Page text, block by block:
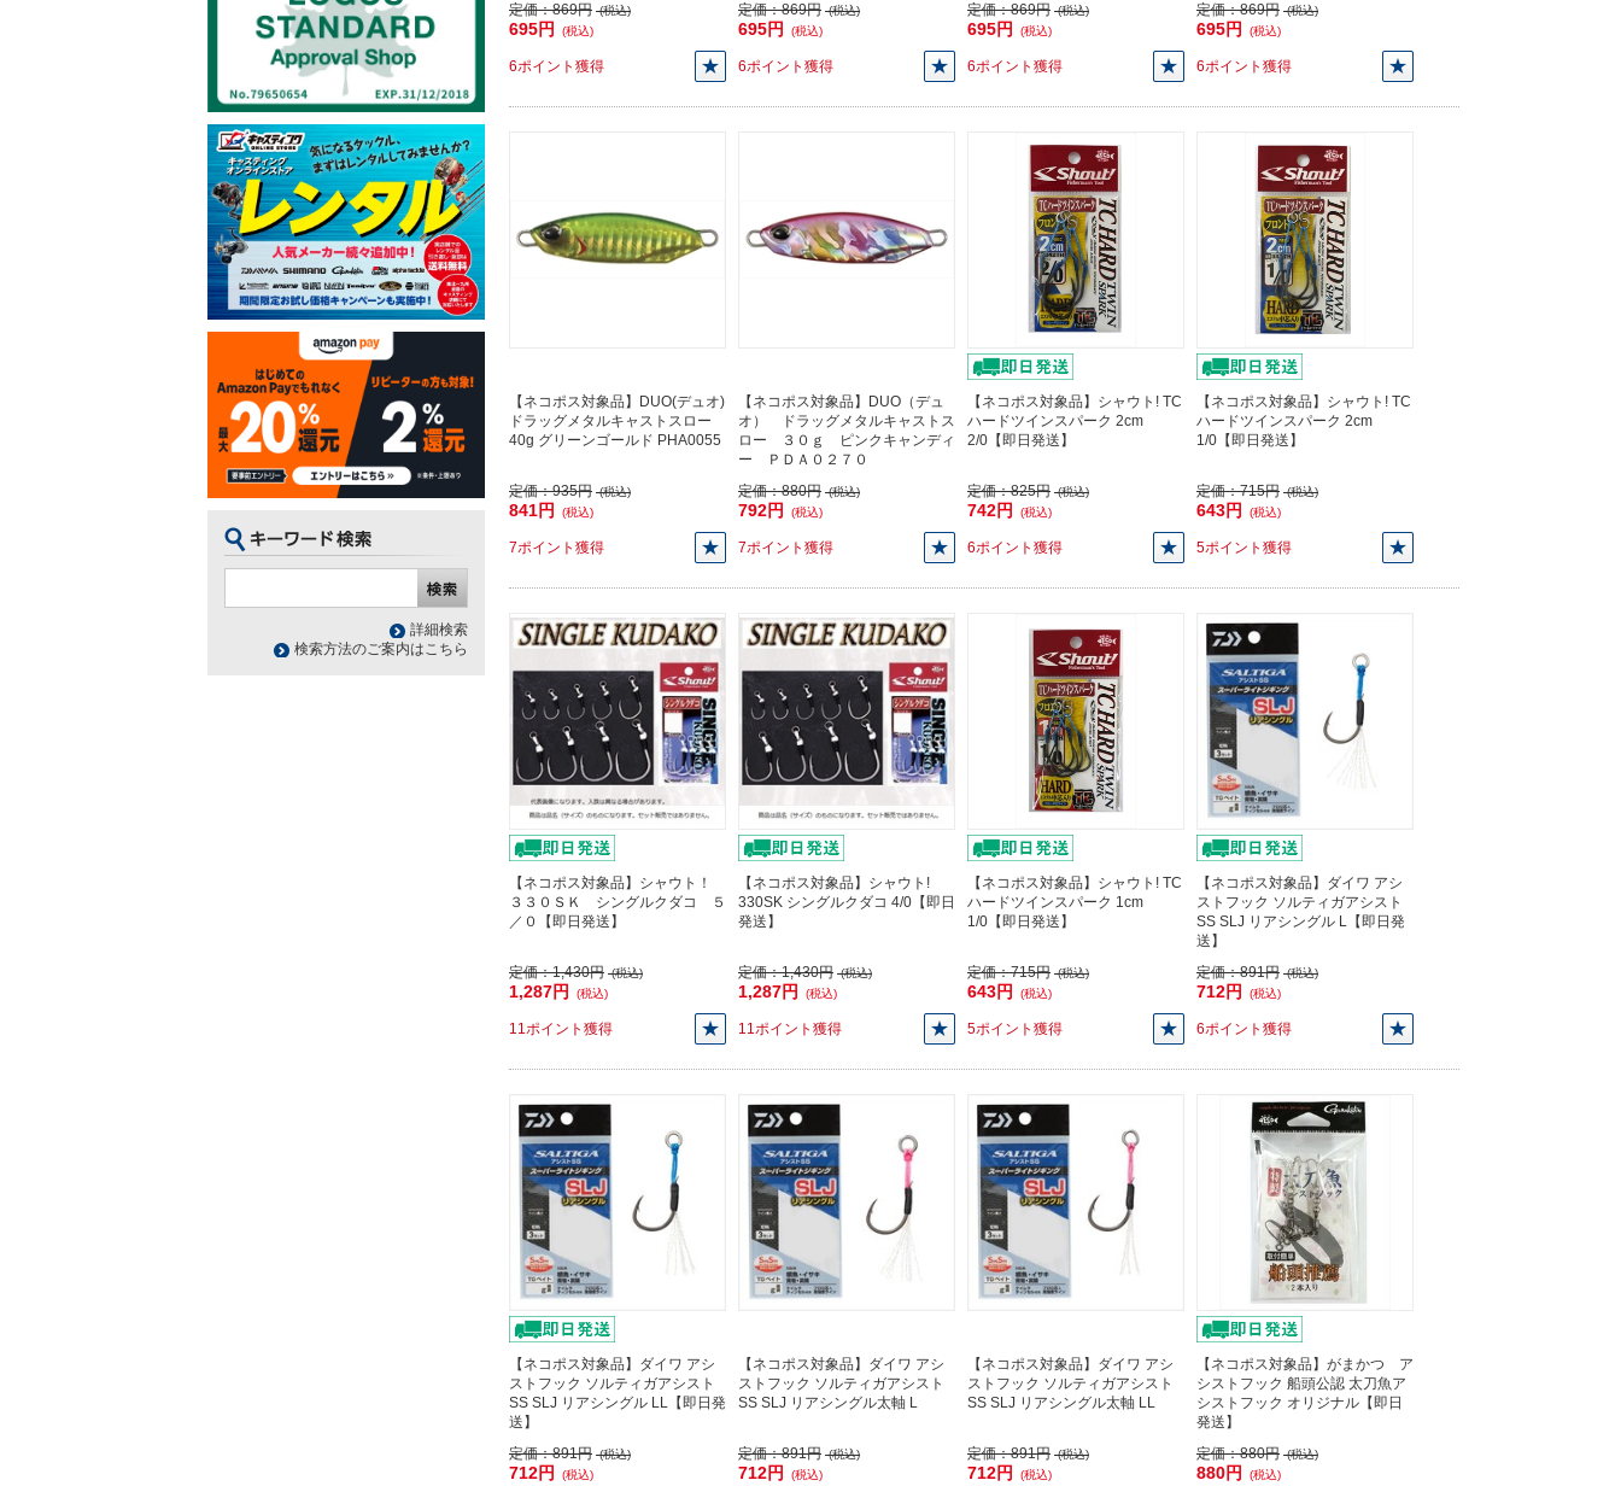
定価：869円 (税込)
695円 (税込)
6ポイント獲得
定価：869円 (税込)
695円 (税込)
6ポイント獲得
定価：869円 (税込)
695円 (税込)
6ポイント獲得
定価：869円 (税込)
695円 (税込)
6ポイント獲得
【ネコポス対象品】DUO(デュオ)
ドラッグメタルキャストスロー
40g グリーンゴールド PHA0055
定価：935円 (税込)
841円 (税込)
7ポイント獲得
【ネコポス対象品】DUO（デュ
オ） ドラッグメタルキャストス
ロー ３０ｇ ピンクキャンディ
ー ＰＤＡ０２７０
定価：880円 (税込)
792円 (税込)
7ポイント獲得
【ネコポス対象品】シャウト! TC
ハードツインスパーク 2cm
2/0【即日発送】
定価：825円 (税込)
742円 (税込)
6ポイント獲得
【ネコポス対象品】シャウト! TC
ハードツインスパーク 2cm
1/0【即日発送】
定価：715円 (税込)
643円 (税込)
5ポイント獲得
【ネコポス対象品】シャウト！
３３０ＳＫ シングルクダコ ５
／０【即日発送】
定価：1,430円 (税込)
1,287円 (税込)
11ポイント獲得
【ネコポス対象品】シャウト!
330SK シングルクダコ 4/0【即日
発送】
定価：1,430円 (税込)
1,287円 (税込)
11ポイント獲得
【ネコポス対象品】シャウト! TC
ハードツインスパーク 1cm
1/0【即日発送】
定価：715円 (税込)
643円 (税込)
5ポイント獲得
【ネコポス対象品】ダイワ アシ
ストフック ソルティガアシスト
SS SLJ リアシングル L【即日発
送】
定価：891円 (税込)
712円 (税込)
6ポイント獲得
【ネコポス対象品】ダイワ アシ
ストフック ソルティガアシスト
SS SLJ リアシングル LL【即日発
送】
定価：891円 (税込)
712円 (税込)
【ネコポス対象品】ダイワ アシ
ストフック ソルティガアシスト
SS SLJ リアシングル太軸 L
定価：891円 (税込)
712円 (税込)
【ネコポス対象品】ダイワ アシ
ストフック ソルティガアシスト
SS SLJ リアシングル太軸 LL
定価：891円 (税込)
712円 (税込)
【ネコポス対象品】がまかつ ア
シストフック 船頭公認 太刀魚ア
シストフック オリジナル【即日
発送】
定価：880円 (税込)
880円 (税込)
詳細検索
検索方法のご案内はこちら